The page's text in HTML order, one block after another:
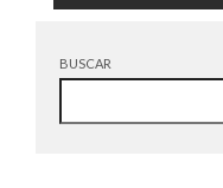
BUSCAR